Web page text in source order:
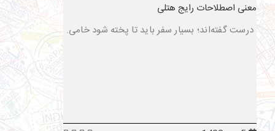
معنی اصطلاحات رایج هتلی
درست گفته‌اند؛ بسیار سفر باید تا پخته شود خامی.